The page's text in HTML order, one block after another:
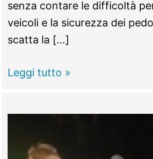
senza contare le difficoltà
veicoli e la sicurezza dei
scatta la […]
MENTANA
Leggi tutto »